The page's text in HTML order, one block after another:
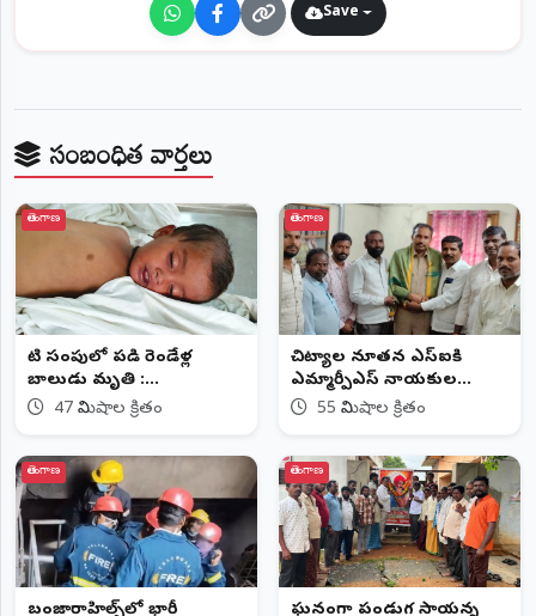
Save
సంబంధిత వార్తలు
తెలంగాణ
నీటి సంపులో పడి రెండేళ్ల
బాలుడు మృతి :
చెరువుగట్టులో విషాదం
47 నిమిషాల క్రితం
తెలంగాణ
చిట్యాల నూతన ఎస్ఐకి
ఎమ్మార్పీఎస్ నాయకుల
శుభాకాంక్షలు
55 నిమిషాల క్రితం
తెలంగాణ
బంజారాహిల్స్‌లో భారీ
తెలంగాణ
​ఘనంగా పండుగ సాయన్న